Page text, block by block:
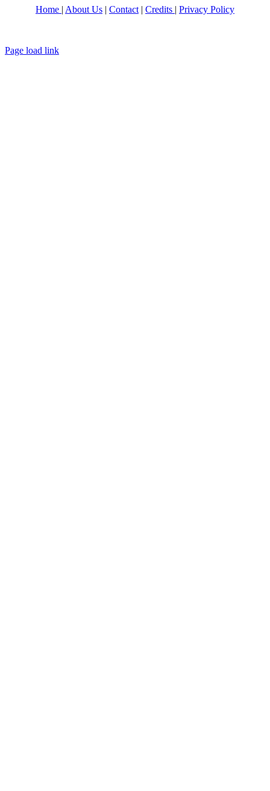
Home | About Us | Contact | Credits | Privacy Policy
Page load link